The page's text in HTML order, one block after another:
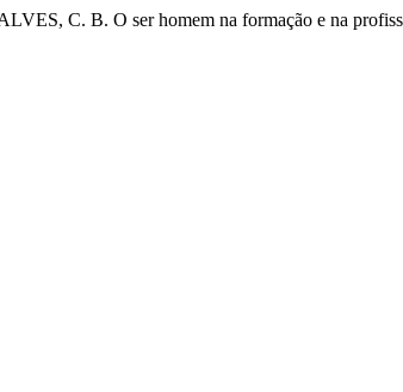
C. B. O ser homem na formação e na